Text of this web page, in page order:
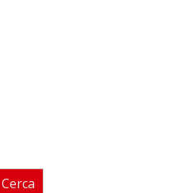
Cerca